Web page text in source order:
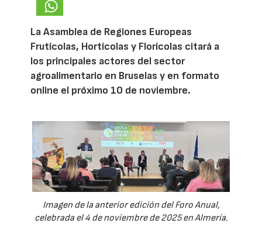
La Asamblea de Regiones Europeas
Frutícolas, Hortícolas y Florícolas citará a
los principales actores del sector
agroalimentario en Bruselas y en formato
online el próximo 10 de noviembre.
Imagen de la anterior edición del Foro Anual,
celebrada el 4 de noviembre de 2025 en Almería.